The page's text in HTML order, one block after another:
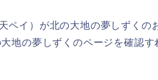
ペイ）が北の大地の夢しずくの
地の夢しずくのページを確認す